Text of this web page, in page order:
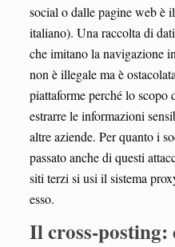
social o dalle pagine web è il
italiano). Una raccolta di
che imitano la navigazione
non è illegale ma è
piattaforme perché lo scopo
estrarre le informazioni
altre aziende. Per quanto i
passato anche di questi
siti terzi si usi il sistema
esso.
Il cross-posting: